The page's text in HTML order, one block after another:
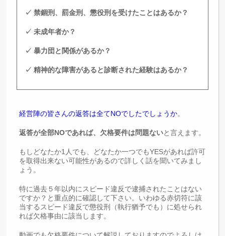
✓ 禁錮刑、罰金刑、懲役刑を受けたことはあるか？
✓ 未成年者か？
✓ 暴力団と関係があるか？
✓ 精神的な障害があると診断された経験はあるか？
経営陣の皆さんの返答は全てNOでしたでしょうか。
返答が全部NOであれば、欠格要件は問題ないと言えます。
もしどなたか1人でも、どなたか一つでもYESがあれば許可
を取得出来ない可能性があるので詳しく話を聞いてみまし
ょう。
特に過去５年以内にスピード違反で逮捕されたことはない
ですか？と重点的に確認して下さい。いわゆる赤切符に該
当するスピード違反で懲役刑（執行猶予でも）に処せられ
れば欠格事由に該当します。